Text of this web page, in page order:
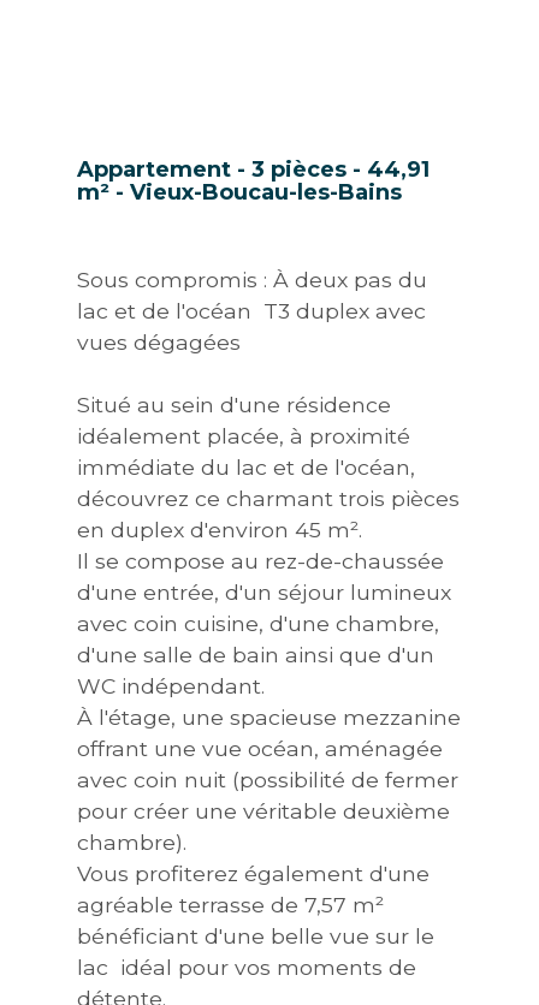
Appartement - 3 pièces - 44,91
m² - Vieux-Boucau-les-Bains
Sous compromis : À deux pas du
lac et de l'océan  T3 duplex avec
vues dégagées
Situé au sein d'une résidence
idéalement placée, à proximité
immédiate du lac et de l'océan,
découvrez ce charmant trois pièces
en duplex d'environ 45 m².
Il se compose au rez-de-chaussée
d'une entrée, d'un séjour lumineux
avec coin cuisine, d'une chambre,
d'une salle de bain ainsi que d'un
WC indépendant.
À l'étage, une spacieuse mezzanine
offrant une vue océan, aménagée
avec coin nuit (possibilité de fermer
pour créer une véritable deuxième
chambre).
Vous profiterez également d'une
agréable terrasse de 7,57 m²
bénéficiant d'une belle vue sur le
lac  idéal pour vos moments de
détente.